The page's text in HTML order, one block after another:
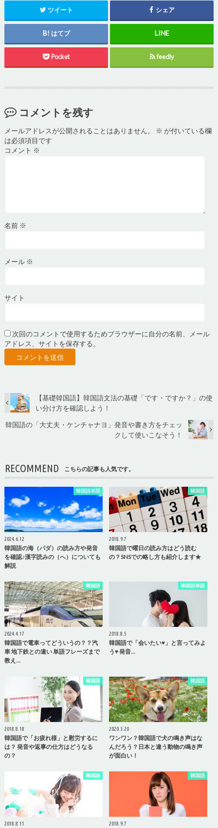
ツイート シェア
はてブ
Pocket feedly
コメントを残す
メールアドレスが公開されることはありません。 ※ が付いている欄
は必須項目です
コメント ※
名前 ※
メール ※
サイト
次回のコメントで使用するためブラウザーに自分の名前、メール
アドレス、サイトを保存する。
【基礎韓国語】韓国語文法の基礎「です・ですか？」の使
い分け方を確認しよう！
韓国語の「大丈夫・ケンチャナヨ」発音や書き方をチェッ
クして使いこなそう！
RECOMMEND こちらの記事も人気です。
韓国語単語
2024.6.12
韓国語の海（パダ）の読み方や発音
を確認♪漢字読みの（へ）についても
解説
韓国語
2018.9.7
韓国語で曜日の読み方はどう読む
の？SNSでの略し方も紹介します★
韓国語
2024.4.17
韓国語で電車ってどういうの？？汽
車 地下鉄との違い 単語フレーズまで
教え…
韓国語単語
2018.8.5
韓国語で「会いたい♥」と言ってみよ
う♥ 発音…
韓国語
2018.8.18
韓国語で「お疲れ様」と慰労するに
は？ 発音や返事の仕方はどうなる
の？
韓国語
2020.3.20
ワンワン？韓国語で犬の鳴き声はな
んだろう？日本と違う動物の鳴き声
が面白い！
韓国語
2018.8.11
韓国語
2018.9.7